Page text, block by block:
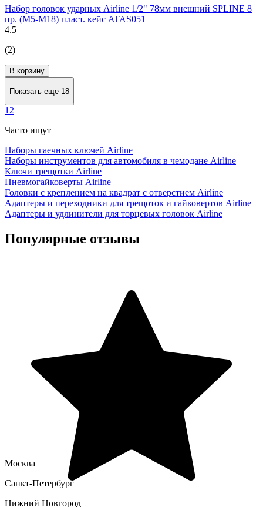
Набор головок ударных Airline 1/2" 78мм внешний SPLINE 8
пр. (M5-M18) пласт. кейс ATAS051
4.5
(2)
В корзину
Показать еще 18
1 2
Часто ищут
Наборы гаечных ключей Airline
Наборы инструментов для автомобиля в чемодане Airline
Ключи трещотки Airline
Пневмогайковерты Airline
Головки с креплением на квадрат с отверстием Airline
Адаптеры и переходники для трещоток и гайковертов Airline
Адаптеры и удлинители для торцевых головок Airline
Популярные отзывы
Москва
Санкт-Петербург
Нижний Новгород